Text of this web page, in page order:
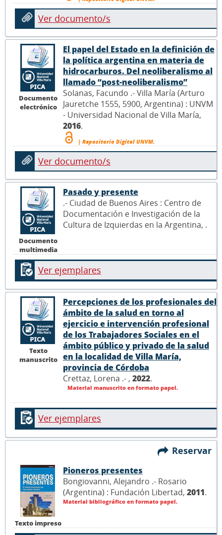
Ver documento/s
Documento
electrónico
El papel del Estado en la definición de
la política argentina en materia de
hidrocarburos. Del neoliberalismo al
llamado “post-neoliberalismo”
Solanas, Facundo .- Villa María (Arturo
Jauretche 1555, 5900, Argentina) : UNVM
- Universidad Nacional de Villa María,
2016.
| Repositorio Digital UNVM.
Ver documento/s
Documento
multimedia
Pasado y presente
.- Ciudad de Buenos Aires : Centro de
Documentación e Investigación de la
Cultura de Izquierdas en la Argentina, .
Ver ejemplares
Texto
manuscrito
Percepciones de los profesionales del
ámbito de la salud en torno al
ejercicio e intervención profesional
de los Trabajadores Sociales en el
ámbito público y privado de la salud
en la localidad de Villa María,
provincia de Córdoba
Crettaz, Lorena .- , 2022.
Material manuscrito en formato papel.
Ver ejemplares
Reservar
Texto impreso
Pioneros presentes
Bongiovanni, Alejandro .- Rosario
(Argentina) : Fundación Libertad, 2011.
Material bibliográfico en formato papel.